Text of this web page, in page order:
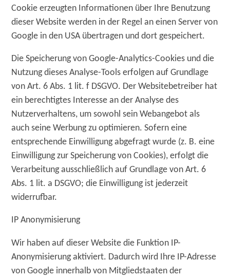
Cookie erzeugten Informationen über Ihre Benutzung
dieser Website werden in der Regel an einen Server von
Google in den USA übertragen und dort gespeichert.
Die Speicherung von Google-Analytics-Cookies und die
Nutzung dieses Analyse-Tools erfolgen auf Grundlage
von Art. 6 Abs. 1 lit. f DSGVO. Der Websitebetreiber hat
ein berechtigtes Interesse an der Analyse des
Nutzerverhaltens, um sowohl sein Webangebot als
auch seine Werbung zu optimieren. Sofern eine
entsprechende Einwilligung abgefragt wurde (z. B. eine
Einwilligung zur Speicherung von Cookies), erfolgt die
Verarbeitung ausschließlich auf Grundlage von Art. 6
Abs. 1 lit. a DSGVO; die Einwilligung ist jederzeit
widerrufbar.
IP Anonymisierung
Wir haben auf dieser Website die Funktion IP-
Anonymisierung aktiviert. Dadurch wird Ihre IP-Adresse
von Google innerhalb von Mitgliedstaaten der